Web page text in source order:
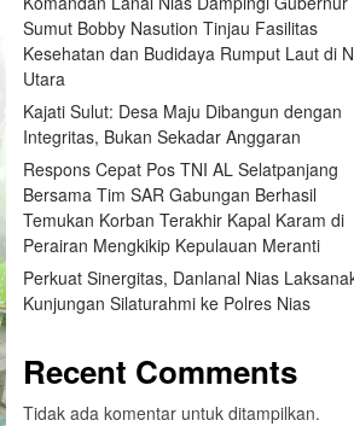
Sumut Bobby Nasution Tinjau Fasilitas
Kesehatan dan Budidaya Rumput Laut di
Utara
Kajati Sulut: Desa Maju Dibangun dengan
Integritas, Bukan Sekadar Anggaran
Respons Cepat Pos TNI AL Selatpanjang
Bersama Tim SAR Gabungan Berhasil
Temukan Korban Terakhir Kapal Karam di
Perairan Mengkikip Kepulauan Meranti
Perkuat Sinergitas, Danlanal Nias
Kunjungan Silaturahmi ke Polres Nias
Recent Comments
Tidak ada komentar untuk ditampilkan.